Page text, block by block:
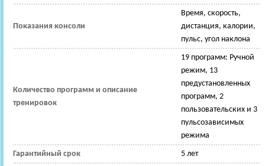
Показания консоли
Время, скорость,
дистанция, калории,
пульс, угол наклона
Количество программ и описание
тренировок
19 программ: Ручной
режим, 13
предустановленных
программ, 2
пользовательских и 3
пульсозависимых
режима
Гарантийный срок 5 лет